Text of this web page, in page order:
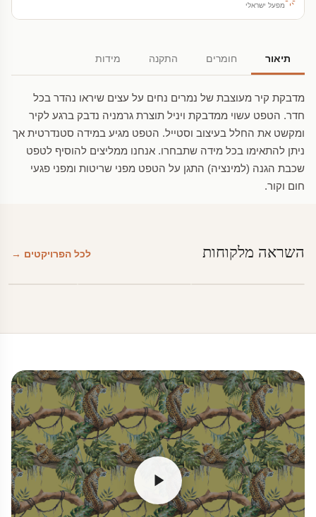
מפעל ישראלי
תיאור חומרים התקנה מידות
מדבקת קיר מעוצבת של נמרים נחים על עצים שיראו נהדר בכל
חדר. הטפט עשוי ממדבקת ויניל תוצרת גרמניה נדבק ברגע לקיר
ומקשט את החלל בעיצוב וסטייל. הטפט מגיע במידה סטנדרטית אך
ניתן להתאימו בכל מידה שתבחרו. אנחנו ממליצים להוסיף לטפט
שכבת הגנה (למינציה) התגן על הטפט מפני שריטות ומפני פגעי
חום וקור.
השראה מלקוחות לכל הפרויקטים →